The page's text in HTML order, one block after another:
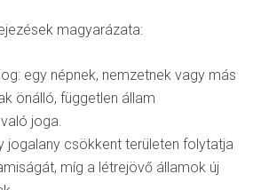
magyarázata:
egy népnek, nemzetnek vagy más
önálló, független állam
joga.
jogalany csökkent területen folytatja
míg a létrejövő államok új